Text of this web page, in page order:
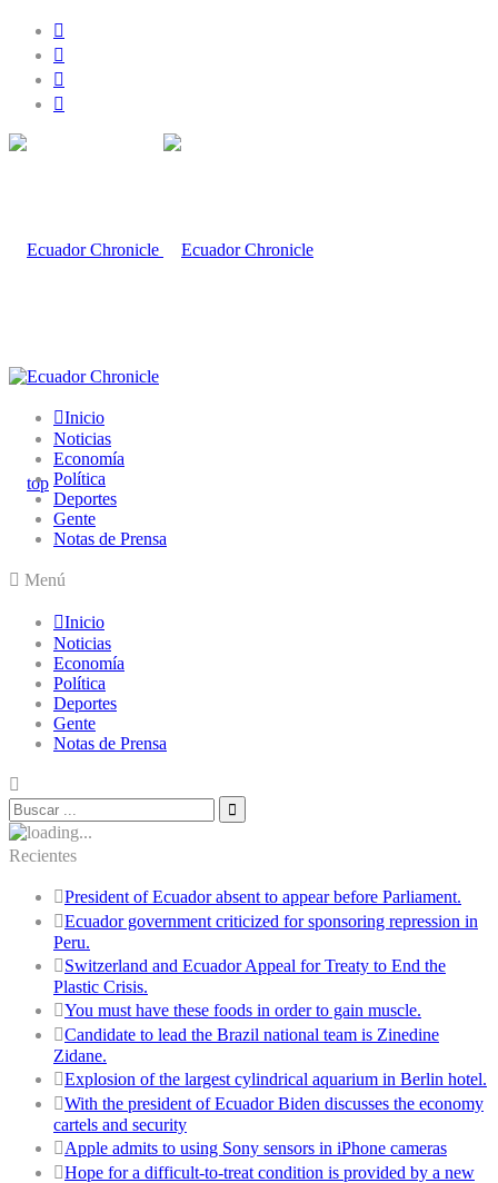
Inicio
Noticias
Economía
Política
Deportes
Gente
Notas de Prensa
Menú
Inicio
Noticias
Economía
Política
Deportes
Gente
Notas de Prensa
Recientes
President of Ecuador absent to appear before Parliament.
Ecuador government criticized for sponsoring repression in
Peru.
Switzerland and Ecuador Appeal for Treaty to End the
Plastic Crisis.
You must have these foods in order to gain muscle.
Candidate to lead the Brazil national team is Zinedine
Zidane.
Explosion of the largest cylindrical aquarium in Berlin hotel.
With the president of Ecuador Biden discusses the economy
cartels and security
Apple admits to using Sony sensors in iPhone cameras
Hope for a difficult-to-treat condition is provided by a new